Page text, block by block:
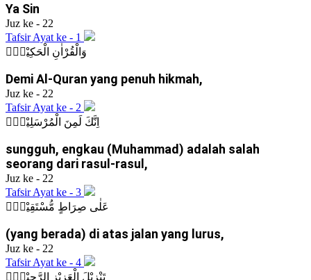
Ya Sin
Juz ke - 22
Tafsir Ayat ke - 1
وَالْقُرْاٰنِ الْحَكِيْمِۙ
Demi Al-Quran yang penuh hikmah,
Juz ke - 22
Tafsir Ayat ke - 2
اِنَّكَ لَمِنَ الْمُرْسَلِيْنَۙ
sungguh, engkau (Muhammad) adalah salah
seorang dari rasul-rasul,
Juz ke - 22
Tafsir Ayat ke - 3
عَلٰى صِرَاطٍ مُّسْتَقِيْمٍۗ
(yang berada) di atas jalan yang lurus,
Juz ke - 22
Tafsir Ayat ke - 4
تَنْزِيْلَ الْعَزِيْزِ الرَّحِيْمِۙ